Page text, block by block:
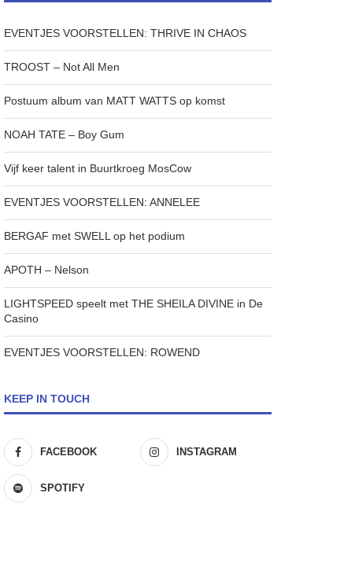
EVENTJES VOORSTELLEN: THRIVE IN CHAOS
TROOST – Not All Men
Postuum album van MATT WATTS op komst
NOAH TATE – Boy Gum
Vijf keer talent in Buurtkroeg MosCow
EVENTJES VOORSTELLEN: ANNELEE
BERGAF met SWELL op het podium
APOTH – Nelson
LIGHTSPEED speelt met THE SHEILA DIVINE in De
Casino
EVENTJES VOORSTELLEN: ROWEND
KEEP IN TOUCH
FACEBOOK INSTAGRAM
SPOTIFY